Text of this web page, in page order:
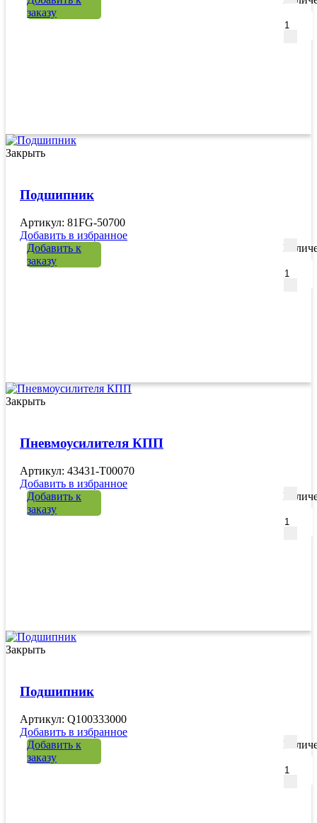
заказу
Закрыть
Подшипник
Артикул: 81FG-50700
Добавить в избранное
Добавить к
заказу
Закрыть
Пневмоусилителя КПП
Артикул: 43431-T00070
Добавить в избранное
Добавить к
заказу
Закрыть
Подшипник
Артикул: Q100333000
Добавить в избранное
Добавить к
заказу